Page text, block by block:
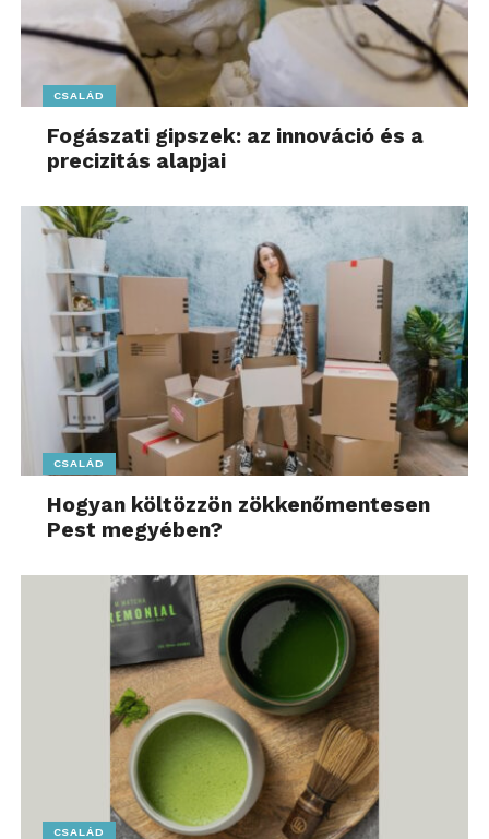
CSALÁD
Fogászati gipszek: az innováció és a
precizitás alapjai
CSALÁD
Hogyan költözzön zökkenőmentesen
Pest megyében?
CSALÁD